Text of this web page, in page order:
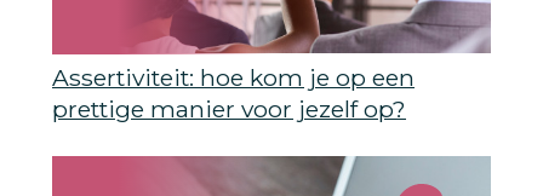
Assertiviteit: hoe kom je op een
prettige manier voor jezelf op?